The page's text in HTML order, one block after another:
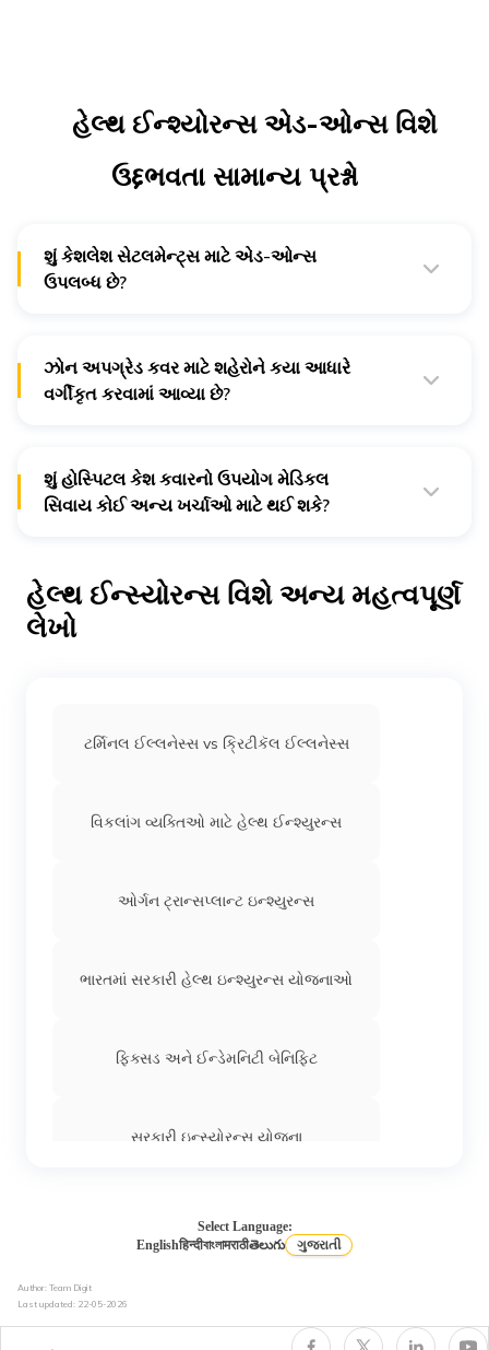
હેલ્થ ઈન્શ્યોરન્સ એડ-ઓન્સ વિશે
ઉદ્દભવતા સામાન્ય પ્રશ્નો
શું કેશલેશ સેટલમેન્ટ્સ માટે એડ-ઓન્સ
ઉપલબ્ધ છે?
ઝોન અપગ્રેડ કવર માટે શહેરોને કયા આધારે
વર્ગીકૃત કરવામાં આવ્યા છે?
શું હોસ્પિટલ કેશ કવારનો ઉપયોગ મેડિકલ
સિવાય કોઈ અન્ય ખર્ચાઓ માટે થઈ શકે?
હેલ્થ ઈન્સ્યોરન્સ વિશે અન્ય મહત્વપૂર્ણ
લેખો
ટર્મિનલ ઈલ્લનેસ્સ vs ક્રિટીકૅલ ઈલ્લનેસ્સ
વિકલાંગ વ્યક્તિઓ માટે હેલ્થ ઈન્શ્યુરન્સ
ઓર્ગન ટ્રાન્સપ્લાન્ટ ઇન્શ્યુરન્સ
ભારતમાં સરકારી હેલ્થ ઇન્શ્યુરન્સ યોજનાઓ
ફિક્સડ અને ઈન્ડેમનિટી બેનિફિટ
સરકારી ઇન્સ્યોરન્સ યોજના
Select Language:
Englishहिन्दीবাংলাमराठीతెలుగు ગુજરાતી
Author: Team Digit
Last updated: 22-05-2026